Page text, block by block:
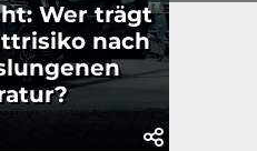
Wer trägt
nach